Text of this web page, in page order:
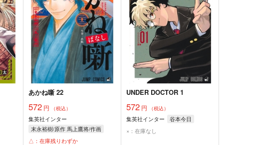
あかね噺 22
572 円 （税込）
集英社インター
末永裕樹/原作 馬上鷹将/作画
△：在庫残りわずか
UNDER DOCTOR 1
572 円 （税込）
集英社インター
谷本今日
×：在庫なし